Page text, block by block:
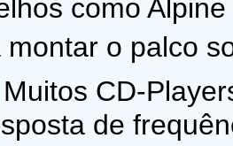
como
o palco
Muitos CD-
de